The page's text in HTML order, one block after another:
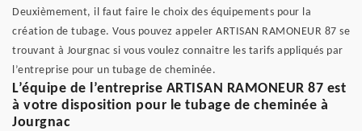
Deuxièmement, il faut faire le choix des équipements pour la
création de tubage. Vous pouvez appeler ARTISAN RAMONEUR 87 se
trouvant à Jourgnac si vous voulez connaitre les tarifs appliqués par
l’entreprise pour un tubage de cheminée.
L’équipe de l’entreprise ARTISAN RAMONEUR 87 est
à votre disposition pour le tubage de cheminée à
Jourgnac